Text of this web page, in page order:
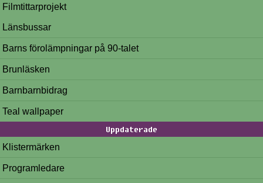
Filmtittarprojekt
Länsbussar
Barns förolämpningar på 90-talet
Brunläsken
Barnbarnbidrag
Teal wallpaper
Uppdaterade
Klistermärken
Programledare